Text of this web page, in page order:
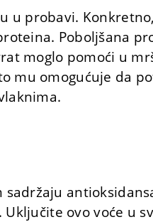
u probavi.
Poboljšana
moglo pomoći u
mu omogućuje da
ovo voće u